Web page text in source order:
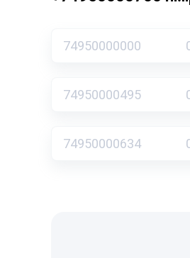
74950000000
74950000495
74950000634